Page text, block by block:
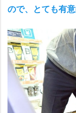
ので、とても有